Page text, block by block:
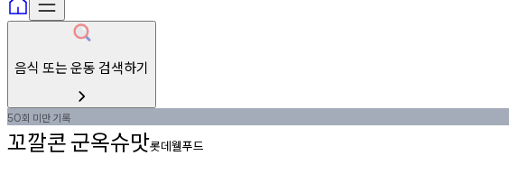
음식 또는 운동 검색하기
50회 미만기록
꼬깔콘군옥슈맛롯데웰푸드